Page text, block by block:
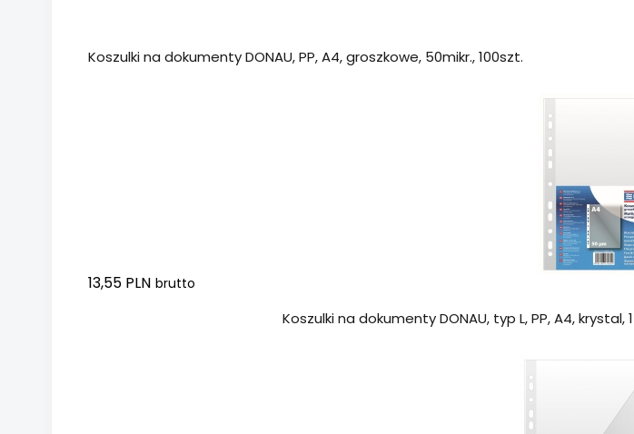
Koszulki na dokumenty DONAU, PP, A4, groszkowe, 50mikr., 100szt.
13,55 PLN brutto
Koszulki na dokumenty DONAU, typ L, PP, A4, krystal,